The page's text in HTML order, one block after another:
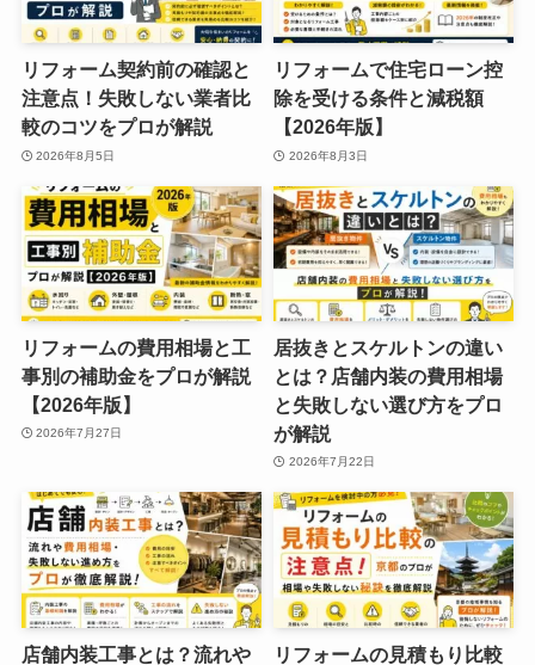
リフォーム契約前の確認と
注意点！失敗しない業者比
較のコツをプロが解説
2026年8月5日
リフォームで住宅ローン控
除を受ける条件と減税額
【2026年版】
2026年8月3日
リフォームの費用相場と工
事別の補助金をプロが解説
【2026年版】
2026年7月27日
居抜きとスケルトンの違い
とは？店舗内装の費用相場
と失敗しない選び方をプロ
が解説
2026年7月22日
店舗内装工事とは？流れや リフォームの見積もり比較